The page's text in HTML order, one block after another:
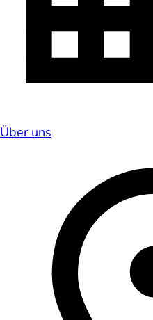
Über uns